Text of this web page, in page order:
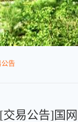
公告
[交易公告]国